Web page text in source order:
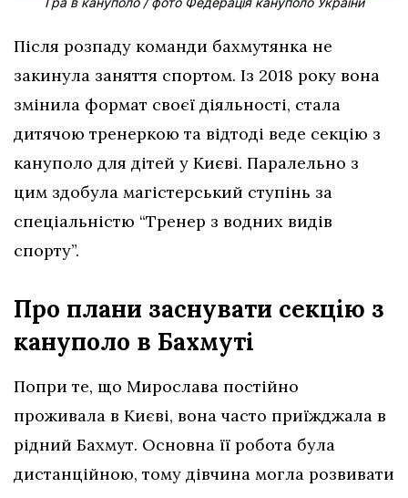
Після розпаду команди бахмутянка не
закинула заняття спортом. Із 2018 року вона
змінила формат своєї діяльності, стала
дитячою тренеркою та відтоді веде секцію з
кануполо для дітей у Києві. Паралельно з
цим здобула магістерський ступінь за
спеціальністю “Тренер з водних видів
спорту”.
Про плани заснувати секцію з
кануполо в Бахмуті
Попри те, що Мирослава постійно
проживала в Києві, вона часто приїжджала в
рідний Бахмут. Основна її робота була
дистанційною, тому дівчина могла розвивати